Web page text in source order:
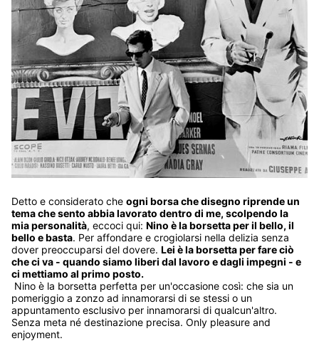
Detto e considerato che ogni borsa che disegno riprende un
tema che sento abbia lavorato dentro di me, scolpendo la
mia personalità, eccoci qui: Nino è la borsetta per il bello, il
bello e basta. Per affondare e crogiolarsi nella delizia senza
dover preoccuparsi del dovere. Lei è la borsetta per fare ciò
che ci va - quando siamo liberi dal lavoro e dagli impegni - e
ci mettiamo al primo posto.
Nino è la borsetta perfetta per un'occasione così: che sia un
pomeriggio a zonzo ad innamorarsi di se stessi o un
appuntamento esclusivo per innamorarsi di qualcun'altro.
Senza meta né destinazione precisa. Only pleasure and
enjoyment.